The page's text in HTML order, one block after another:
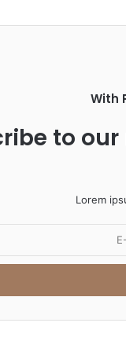
With
to
Lorem